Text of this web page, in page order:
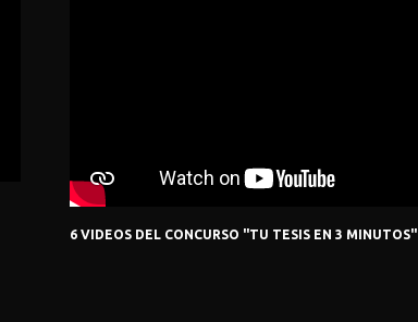
6 VIDEOS DEL CONCURSO "TU TESIS EN 3 MINUTOS"
Congresos
Publicaciones